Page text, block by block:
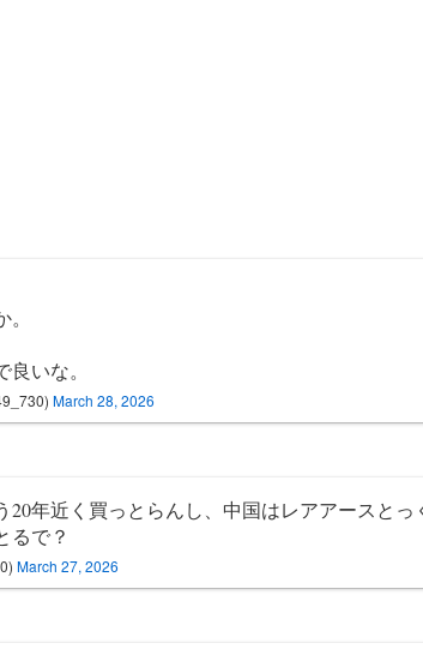
いな。
March 28, 2026
20年近く買っとらんし、中国はレアアースとっ
るで？
March 27, 2026